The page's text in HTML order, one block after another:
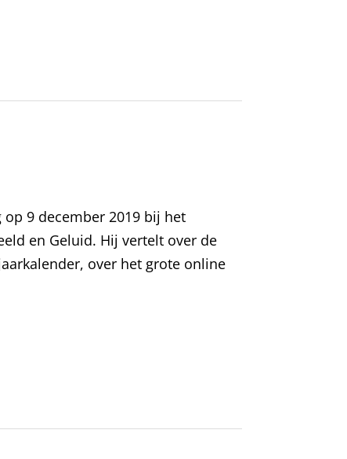
9 december 2019 bij het
en Geluid. Hij vertelt over de
over het grote online